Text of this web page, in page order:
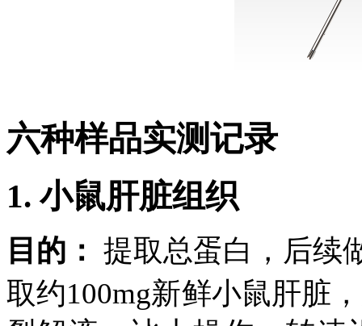
六种样品实测记录
1. 小鼠肝脏组织
目的： 提取总蛋白，后续
取约100mg新鲜小鼠肝脏